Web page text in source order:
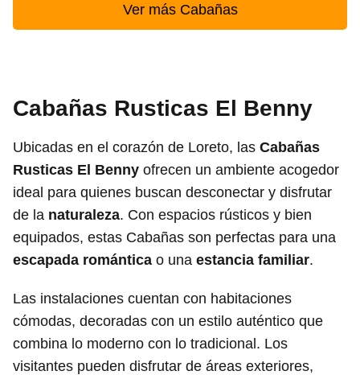
Ver más Cabañas
Cabañas Rusticas El Benny
Ubicadas en el corazón de Loreto, las Cabañas
Rusticas El Benny ofrecen un ambiente acogedor
ideal para quienes buscan desconectar y disfrutar
de la naturaleza. Con espacios rústicos y bien
equipados, estas Cabañas son perfectas para una
escapada romántica o una estancia familiar.
Las instalaciones cuentan con habitaciones
cómodas, decoradas con un estilo auténtico que
combina lo moderno con lo tradicional. Los
visitantes pueden disfrutar de áreas exteriores,